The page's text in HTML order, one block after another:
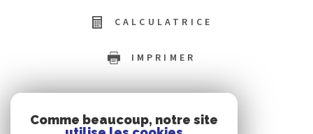
CALCULATRICE
IMPRIMER
Comme beaucoup, notre site